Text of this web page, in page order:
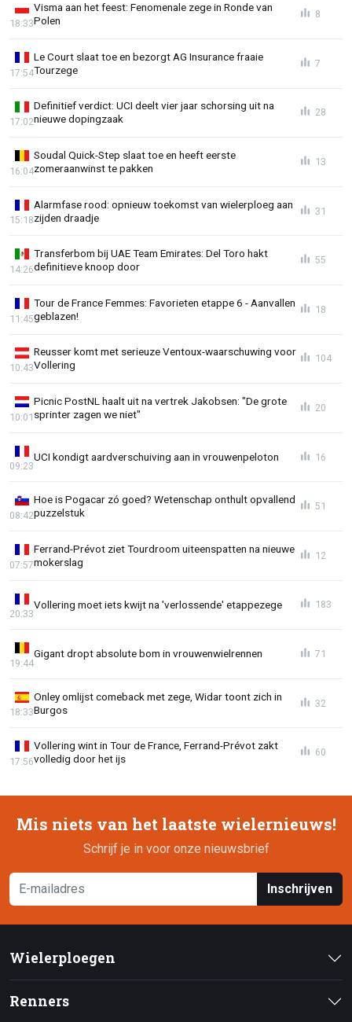
Visma aan het feest: Fenomenale zege in Ronde van
Polen
18:33
8
Le Court slaat toe en bezorgt AG Insurance fraaie
Tourzege
17:54
7
Definitief verdict: UCI deelt vier jaar schorsing uit na
nieuwe dopingzaak
17:02
28
Soudal Quick-Step slaat toe en heeft eerste
zomeraanwinst te pakken
16:04
13
Alarmfase rood: opnieuw toekomst van wielerploeg aan
zijden draadje
15:18
31
Transferbom bij UAE Team Emirates: Del Toro hakt
definitieve knoop door
14:26
55
Tour de France Femmes: Favorieten etappe 6 - Aanvallen
geblazen!
11:45
18
Reusser komt met serieuze Ventoux-waarschuwing voor
Vollering
10:43
104
Picnic PostNL haalt uit na vertrek Jakobsen: "De grote
sprinter zagen we niet"
10:01
20
UCI kondigt aardverschuiving aan in vrouwenpeloton
09:23
16
Hoe is Pogacar zó goed? Wetenschap onthult opvallend
puzzelstuk
08:42
51
Ferrand-Prévot ziet Tourdroom uiteenspatten na nieuwe
mokerslag
07:57
12
Vollering moet iets kwijt na 'verlossende' etappezege
20:33
183
Gigant dropt absolute bom in vrouwenwielrennen
19:44
71
Onley omlijst comeback met zege, Widar toont zich in
Burgos
18:33
32
Vollering wint in Tour de France, Ferrand-Prévot zakt
volledig door het ijs
17:56
60
Mis niets van het laatste wielernieuws!
Schrijf je in voor onze nieuwsbrief
Inschrijven
Wielerploegen
Renners